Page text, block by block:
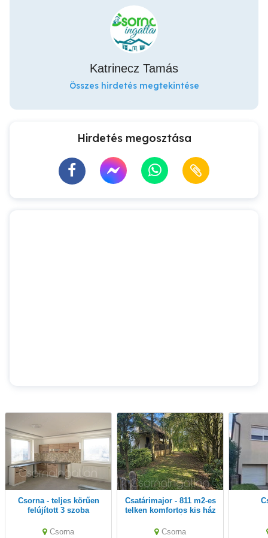
Katrinecz Tamás
Összes hirdetés megtekintése
Hirdetés megosztása
Csorna - teljes körűen
felújított 3 szoba
eladó
Csorna
Csatárimajor - 811 m2-es
telken komfortos kis ház
Csorna